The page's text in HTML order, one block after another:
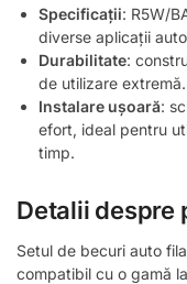
Specificații: R5W/
diverse aplicații
Durabilitate:
de utilizare extremă.
Instalare ușoară:
efort, ideal pentru
timp.
Detalii despre
Setul de becuri auto
compatibil cu o gamă